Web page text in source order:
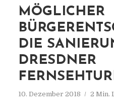
MÖGLICHER
DIE
DRESDNER
10. Dezember 2018 2 Min.